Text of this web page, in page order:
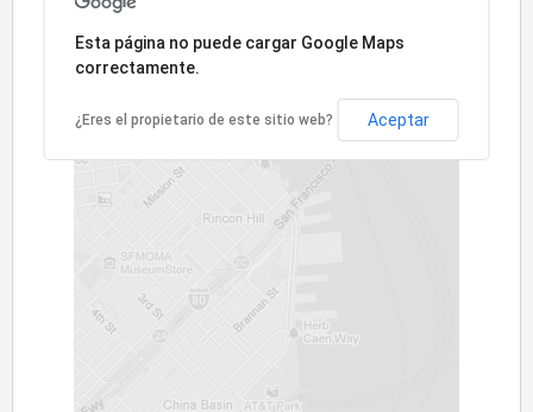
Lo sentimos, la dirección no ha sido encontrada.
Esta página no puede cargar Google Maps
correctamente.
¿Eres el propietario de este sitio web? Aceptar